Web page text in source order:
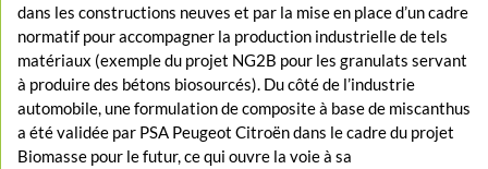
dans les constructions neuves et par la mise en place d’un cadre
normatif pour accompagner la production industrielle de tels
matériaux (exemple du projet NG2B pour les granulats servant
à produire des bétons biosourcés). Du côté de l’industrie
automobile, une formulation de composite à base de miscanthus
a été validée par PSA Peugeot Citroën dans le cadre du projet
Biomasse pour le futur, ce qui ouvre la voie à sa